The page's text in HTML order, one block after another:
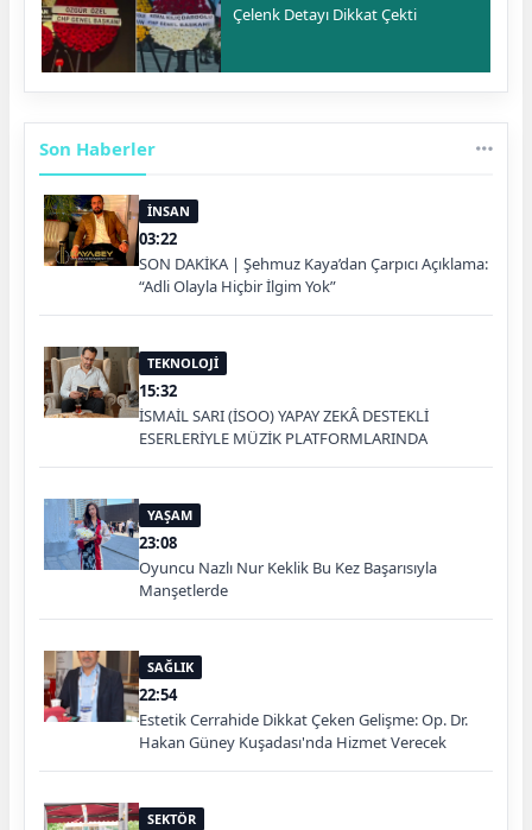
Çelenk Detayı Dikkat Çekti
Son Haberler
İNSAN
03:22
SON DAKİKA | Şehmuz Kaya’dan Çarpıcı Açıklama:
“Adli Olayla Hiçbir İlgim Yok”
TEKNOLOJİ
15:32
İSMAİL SARI (İSOO) YAPAY ZEKÂ DESTEKLİ
ESERLERİYLE MÜZİK PLATFORMLARINDA
YAŞAM
23:08
Oyuncu Nazlı Nur Keklik Bu Kez Başarısıyla
Manşetlerde
SAĞLIK
22:54
Estetik Cerrahide Dikkat Çeken Gelişme: Op. Dr.
Hakan Güney Kuşadası'nda Hizmet Verecek
SEKTÖR